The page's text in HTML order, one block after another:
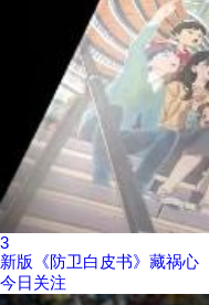
3
新版《防卫白皮书》藏祸心
今日关注